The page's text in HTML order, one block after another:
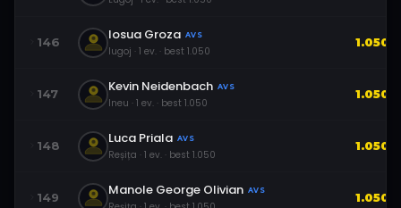
146 Iosua Groza AVS
lugoj · 1 ev. · best 1.050
1.050
147 Kevin Neidenbach AVS
Ineu · 1 ev. · best 1.050
1.050
148 Luca Priala AVS
Reșița · 1 ev. · best 1.050
1.050
149 Manole George Olivian AVS 1.050